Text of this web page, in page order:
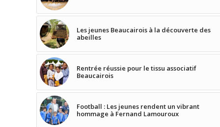
Les jeunes Beaucairois à la découverte des
abeilles
Rentrée réussie pour le tissu associatif
Beaucairois
Football : Les jeunes rendent un vibrant
hommage à Fernand Lamouroux